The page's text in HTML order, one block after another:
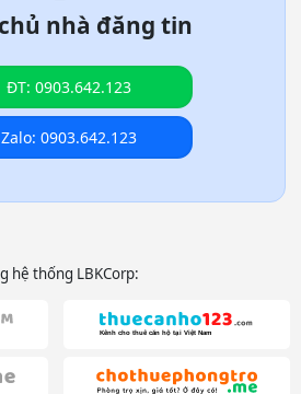
nhà đăng tin
ĐT: 0903.642.123
Zalo: 0903.642.123
hệ thống LBKCorp: